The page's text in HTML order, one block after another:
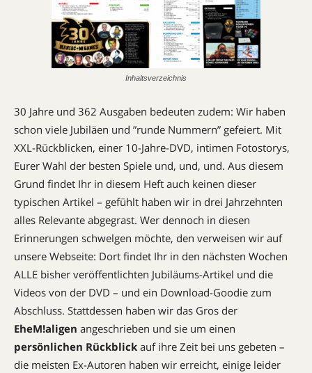
Inhaltsverzeichnis
30 Jahre und 362 Ausgaben bedeuten zudem: Wir haben
schon viele Jubiläen und ”runde Nummern” gefeiert. Mit
XXL-Rückblicken, einer 10-Jahre-DVD, intimen Fotostorys,
Eurer Wahl der besten Spiele und, und, und. Aus diesem
Grund findet Ihr in diesem Heft auch keinen dieser
typischen Artikel – gefühlt haben wir in drei Jahrzehnten
alles Relevante abgegrast. Wer dennoch in diesen
Erinnerungen schwelgen möchte, den verweisen wir auf
unsere Webseite: Dort findet Ihr in den nächsten Wochen
ALLE bisher veröffentlichten Jubiläums-Artikel und die
Videos von der DVD – und ein Download-Goodie zum
Abschluss. Stattdessen haben wir das Gros der
EheM!aligen angeschrieben und sie um einen
persönlichen Rückblick auf ihre Zeit bei uns gebeten –
die meisten Ex-Autoren haben wir erreicht, einige leider